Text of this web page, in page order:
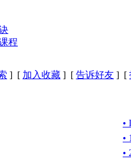
程
] [ 加入收藏 ] [ 告诉好友 ] [
•
•
•